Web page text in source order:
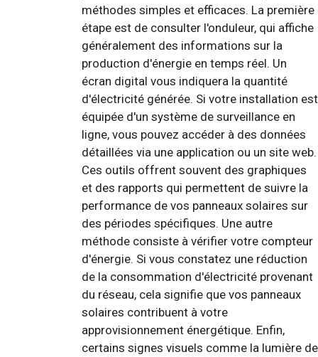
méthodes simples et efficaces. La première
étape est de consulter l'onduleur, qui affiche
généralement des informations sur la
production d'énergie en temps réel. Un
écran digital vous indiquera la quantité
d'électricité générée. Si votre installation est
équipée d'un système de surveillance en
ligne, vous pouvez accéder à des données
détaillées via une application ou un site web.
Ces outils offrent souvent des graphiques
et des rapports qui permettent de suivre la
performance de vos panneaux solaires sur
des périodes spécifiques. Une autre
méthode consiste à vérifier votre compteur
d'énergie. Si vous constatez une réduction
de la consommation d'électricité provenant
du réseau, cela signifie que vos panneaux
solaires contribuent à votre
approvisionnement énergétique. Enfin,
certains signes visuels comme la lumière de